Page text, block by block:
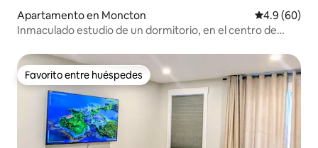
Apartamento en Moncton Calificación
4.9 (60)
Inmaculado estudio de un dormitorio, en el centro de
Favorito entre huéspedes
Favorito entre huéspedes